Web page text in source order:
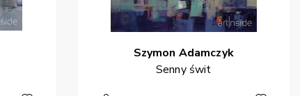
Szymon Adamczyk
Senny świt